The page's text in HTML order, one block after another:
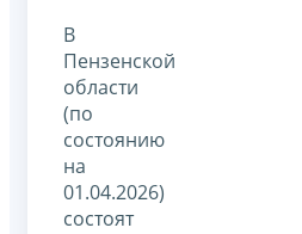
В
Пензенской
области
(по
состоянию
на
01.04.2026)
состоят